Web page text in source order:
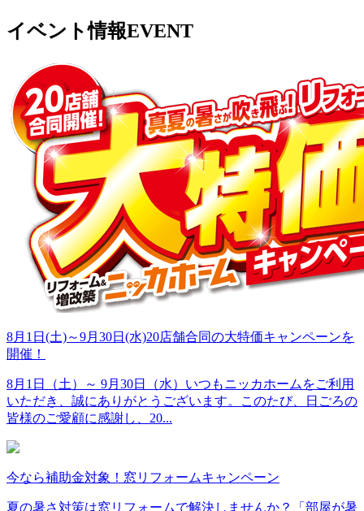
イベント情報EVENT
8月1日(土)～9月30日(水)20店舗合同の大特価キャンペーンを
開催！
8月1日（土）～ 9月30日（水）いつもニッカホームをご利用
いただき、誠にありがとうございます。このたび、日ごろの
皆様のご愛顧に感謝し、20...
今なら補助金対象！窓リフォームキャンペーン
夏の暑さ対策は窓リフォームで解決しませんか？「部屋が暑